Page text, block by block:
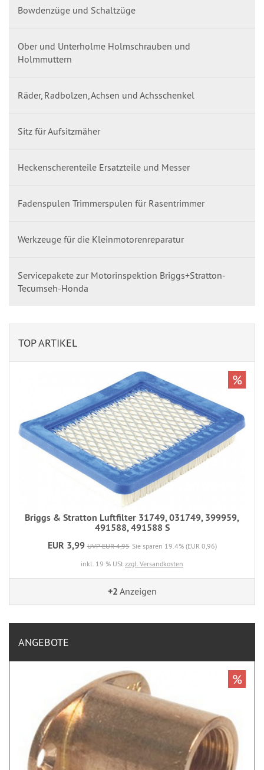
Bowdenzüge und Schaltzüge
Ober und Unterholme Holmschrauben und
Holmmuttern
Räder, Radbolzen, Achsen und Achsschenkel
Sitz für Aufsitzmäher
Heckenscherenteile Ersatzteile und Messer
Fadenspulen Trimmerspulen für Rasentrimmer
Werkzeuge für die Kleinmotorenreparatur
Servicepakete zur Motorinspektion Briggs+Stratton-
Tecumseh-Honda
TOP ARTIKEL
Briggs & Stratton Luftfilter 31749, 031749, 399959,
491588, 491588 S
EUR 3,99 UVP EUR 4,95 Sie sparen 19.4% (EUR 0,96)
inkl. 19 % USt zzgl. Versandkosten
%
+2 Anzeigen
ANGEBOTE
%